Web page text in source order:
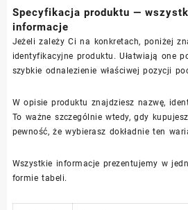
Specyfikacja produktu —
informacje
Jeżeli zależy Ci na konkretach, poniżej
identyfikacyjne produktu. Ułatwiają one
szybkie odnalezienie właściwej pozycji
W opisie produktu znajdziesz nazwę,
To ważne szczególnie wtedy, gdy
pewność, że wybierasz dokładnie ten
Wszystkie informacje prezentujemy w
formie tabeli.